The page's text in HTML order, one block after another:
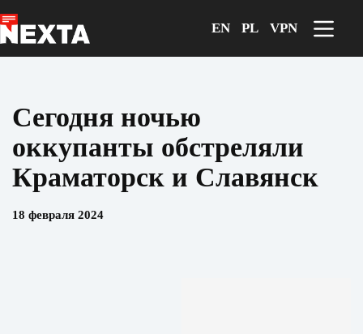
к
сути
EN PL VPN
Сегодня ночью
оккупанты обстреляли
Краматорск и Славянск
18 февраля 2024